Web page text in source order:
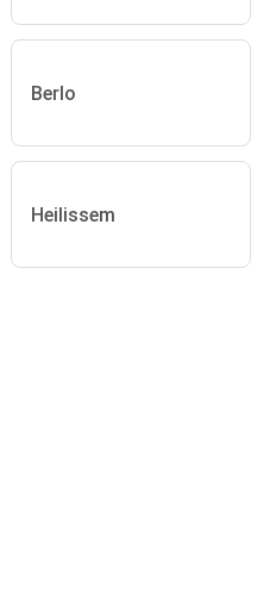
Berlo
Heilissem